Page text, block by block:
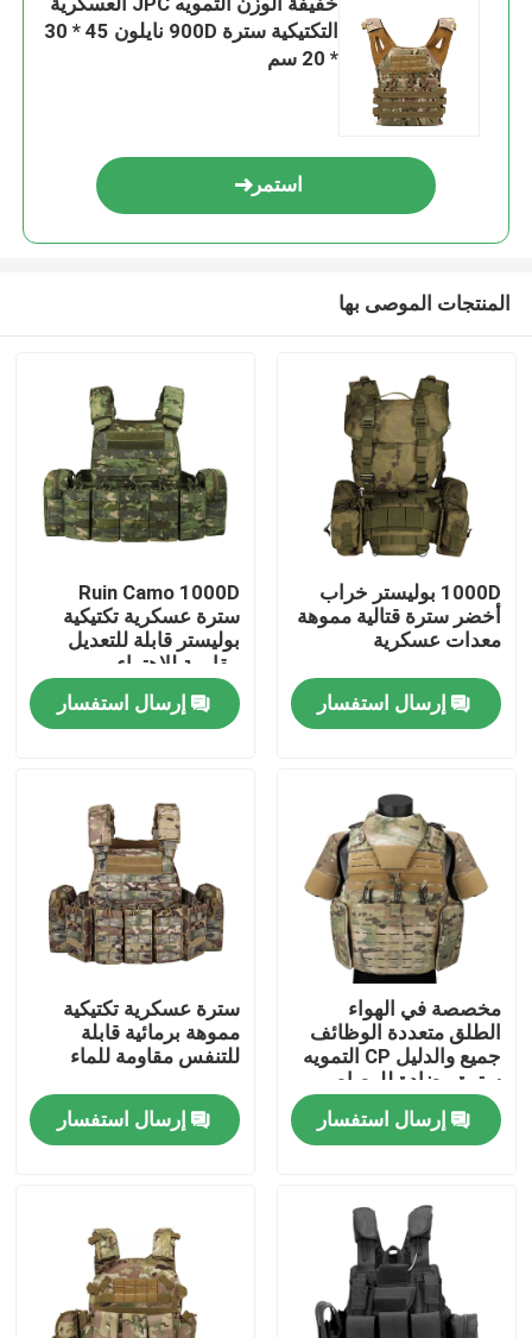
مسكن
منتجات
معلومات عنا
جولة في المعمل
مراقبة الجودة
اتصل بنا
اطلب اقتباس
زي التمويه العسكري
درع عسكري باليستي
التكتيكية سترة 900D نايلون 45 * 30
* 20 سم
استمر
المنتجات الموصى بها
1000D بوليستر خراب
أخضر سترة قتالية مموهة
معدات عسكرية
إرسال استفسار
Ruin Camo 1000D
سترة عسكرية تكتيكية
بوليستر قابلة للتعديل
مقاومة للاهتراء
إرسال استفسار
مخصصة في الهواء
الطلق متعددة الوظائف
جميع والدليل CP التمويه
سترة مضادة للرصاص
إرسال استفسار
سترة عسكرية تكتيكية
مموهة برمائية قابلة
للتنفس مقاومة للماء
إرسال استفسار